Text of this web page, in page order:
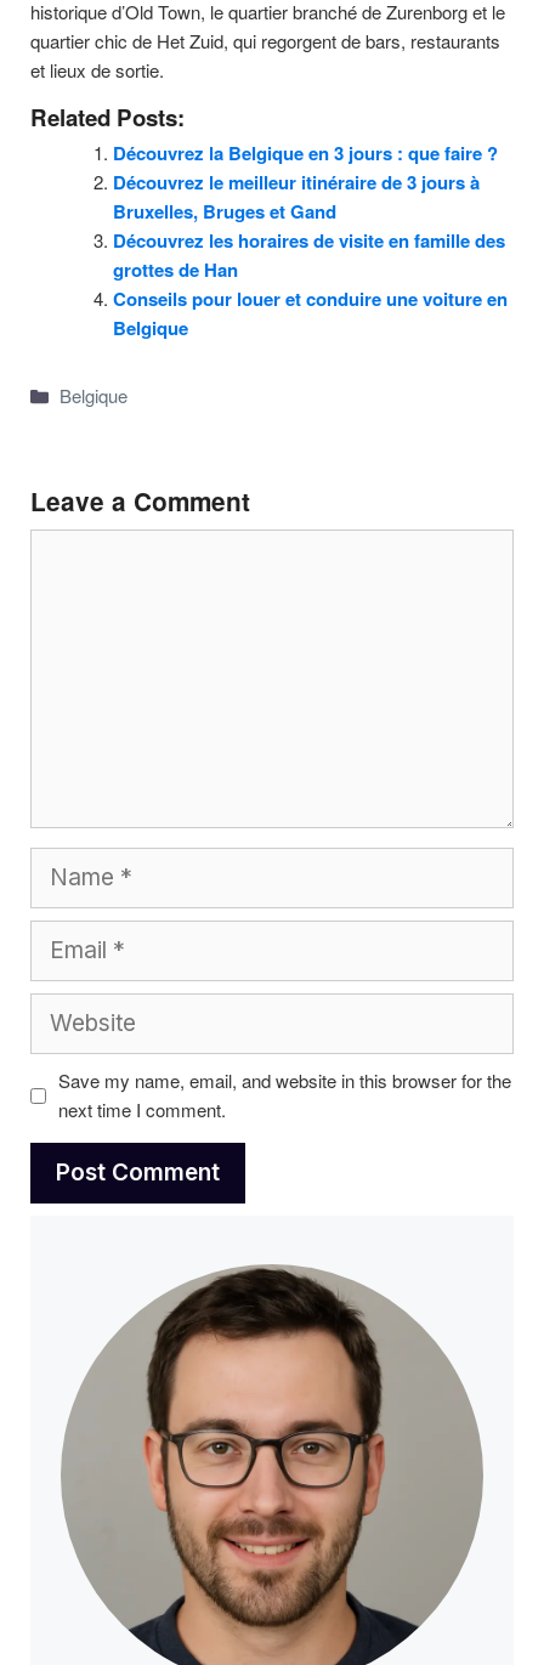
historique d’Old Town, le quartier branché de Zurenborg et le
quartier chic de Het Zuid, qui regorgent de bars, restaurants
et lieux de sortie.
Related Posts:
Découvrez la Belgique en 3 jours : que faire ?
Découvrez le meilleur itinéraire de 3 jours à
Bruxelles, Bruges et Gand
Découvrez les horaires de visite en famille des
grottes de Han
Conseils pour louer et conduire une voiture en
Belgique
Categories
Belgique
Leave a Comment
Save my name, email, and website in this browser for the
next time I comment.